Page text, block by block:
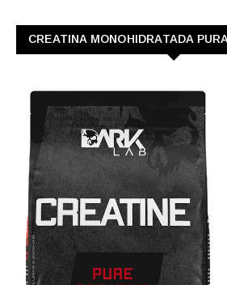
CREATINA MONOHIDRATADA